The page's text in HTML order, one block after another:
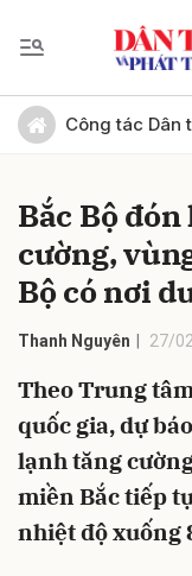
Công tác Dân
Bắc Bộ
cường,
Bộ có nơi
Thanh Nguyên 27/
Theo Trung
quốc gia, dự
lạnh tăng
miền Bắc tiếp
nhiệt độ xuống
Gửi bình luận